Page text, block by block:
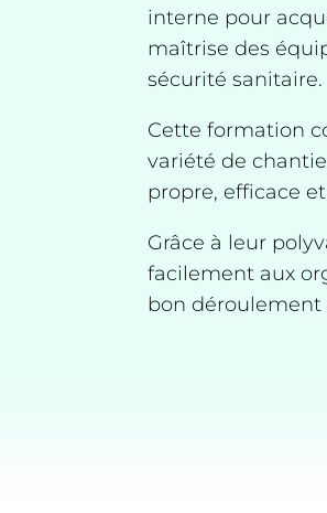
interne pour
maîtrise des
sécurité sanitaire.
Cette formation
variété de
propre, efficace
Grâce à leur
facilement aux
bon déroulement